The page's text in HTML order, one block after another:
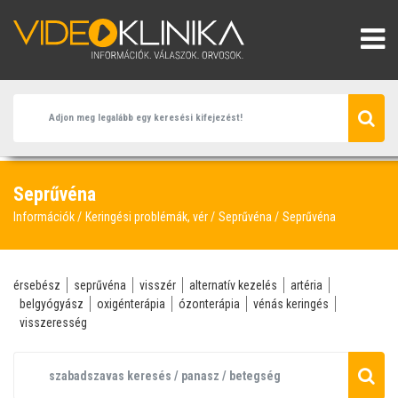
Seprűvéna
Információk Keringési problémák, vér Seprűvéna Seprűvéna
érsebész seprűvéna visszér alternatív kezelés
artéria
belgyógyász
oxigénterápia ózonterápia
vénás keringés
visszeresség